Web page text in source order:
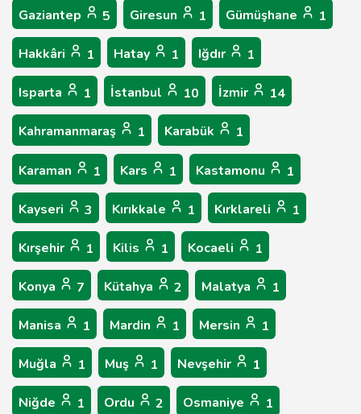
Gaziantep 5 Giresun 1 Gümüşhane 1
Hakkâri 1 Hatay 1 Iğdır 1
Isparta 1 İstanbul 10 İzmir 14
Kahramanmaraş 1 Karabük 1
Karaman 1 Kars 1 Kastamonu 1
Kayseri 3 Kırıkkale 1 Kırklareli 1
Kırşehir 1 Kilis 1 Kocaeli 1
Konya 7 Kütahya 2 Malatya 1
Manisa 1 Mardin 1 Mersin 1
Muğla 1 Muş 1 Nevşehir 1
Niğde 1 Ordu 2 Osmaniye 1